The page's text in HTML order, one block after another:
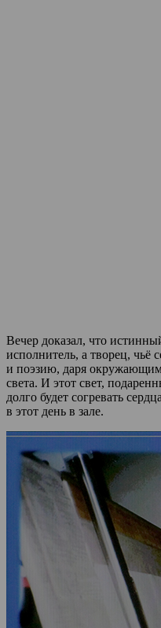
Вечер доказал, что
исполнитель, а творец, чьё
и поэзию, даря окружающим
света. И этот свет,
долго будет согревать
в этот день в зале.